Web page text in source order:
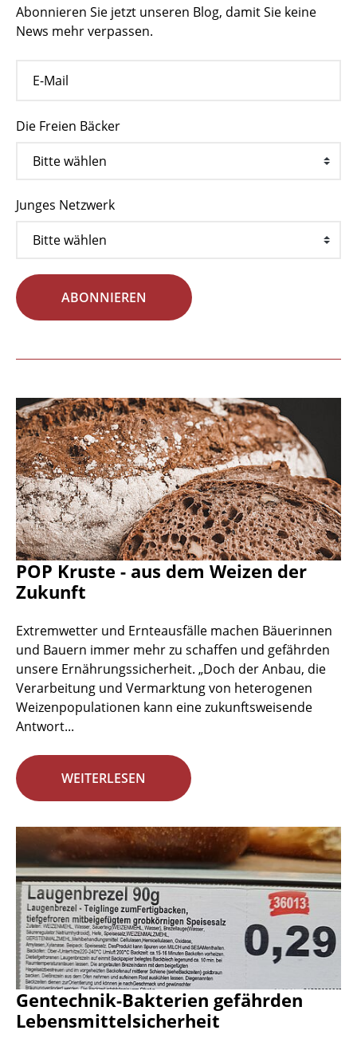
Abonnieren Sie jetzt unseren Blog, damit Sie keine
News mehr verpassen.
Die Freien Bäcker
Junges Netzwerk
ABONNIEREN
POP Kruste - aus dem Weizen der
Zukunft
Extremwetter und Ernteausfälle machen Bäuerinnen
und Bauern immer mehr zu schaffen und gefährden
unsere Ernährungssicherheit. „Doch der Anbau, die
Verarbeitung und Vermarktung von heterogenen
Weizenpopulationen kann eine zukunftsweisende
Antwort...
WEITERLESEN
Gentechnik-Bakterien gefährden
Lebensmittelsicherheit